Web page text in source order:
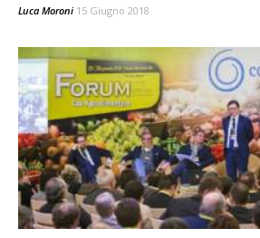
Luca Moroni 15 Giugno 2018